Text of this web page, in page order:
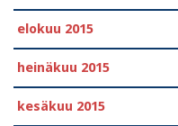
elokuu 2015
heinäkuu 2015
kesäkuu 2015